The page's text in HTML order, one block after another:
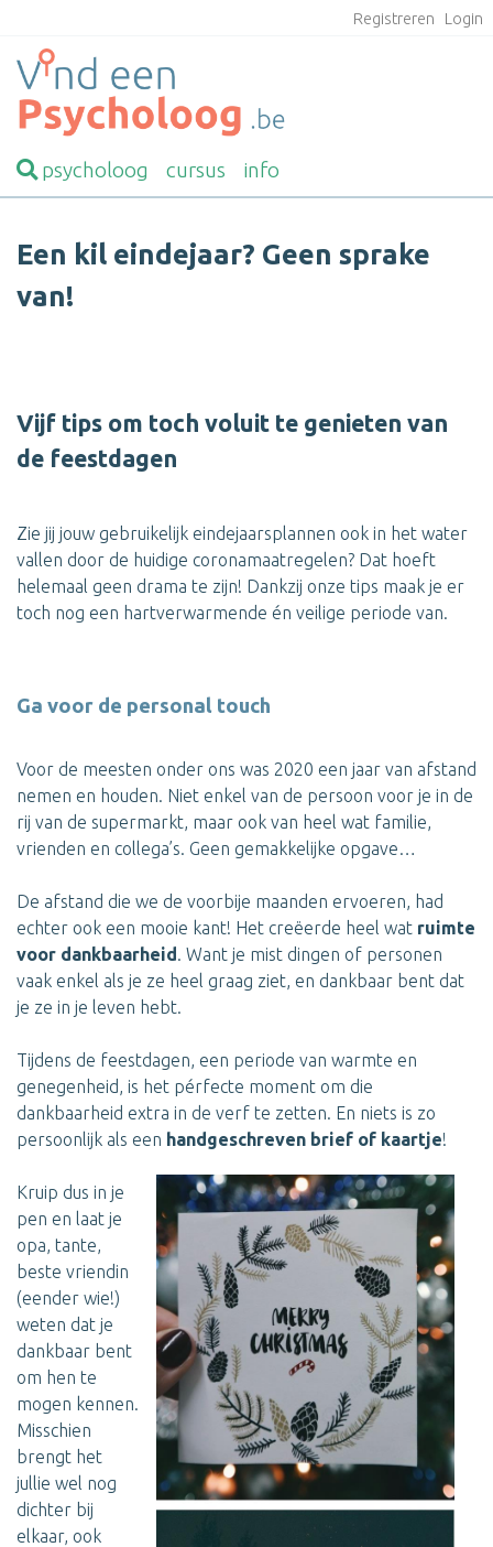
Registreren Login
psycholoog cursus info
Een kil eindejaar? Geen sprake
van!
Vijf tips om toch voluit te genieten van
de feestdagen
Zie jij jouw gebruikelijk eindejaarsplannen ook in het water
vallen door de huidige coronamaatregelen? Dat hoeft
helemaal geen drama te zijn! Dankzij onze tips maak je er
toch nog een hartverwarmende én veilige periode van.
Ga voor de personal touch
Voor de meesten onder ons was 2020 een jaar van afstand
nemen en houden. Niet enkel van de persoon voor je in de
rij van de supermarkt, maar ook van heel wat familie,
vrienden en collega’s. Geen gemakkelijke opgave…
De afstand die we de voorbije maanden ervoeren, had
echter ook een mooie kant! Het creëerde heel wat ruimte
voor dankbaarheid. Want je mist dingen of personen
vaak enkel als je ze heel graag ziet, en dankbaar bent dat
je ze in je leven hebt.
Tijdens de feestdagen, een periode van warmte en
genegenheid, is het pérfecte moment om die
dankbaarheid extra in de verf te zetten. En niets is zo
persoonlijk als een handgeschreven brief of kaartje!
Kruip dus in je
pen en laat je
opa, tante,
beste vriendin
(eender wie!)
weten dat je
dankbaar bent
om hen te
mogen kennen.
Misschien
brengt het
jullie wel nog
dichter bij
elkaar, ook